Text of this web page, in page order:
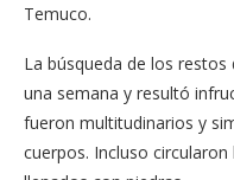
Temuco.
La búsqueda de los
una semana y resultó
fueron multitudinarios y
cuerpos. Incluso